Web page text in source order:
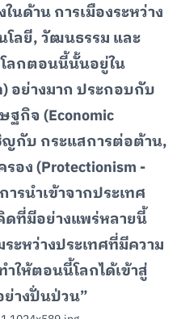
นด้าน การเมืองระหว่าง
โลยี, วัฒนธรรม และ
ลกตอนนี้นั้นอยู่ใน
อย่างมาก ประกอบกับ
ฐกิจ (Economic
ญกับ กระแสการต่อต้าน,
อง (Protectionism -
รนำเข้าจากประเทศ
ดที่มีอย่างแพร่หลายนี้
หว่างประเทศที่มีความ
ให้ตอนนี้โลกได้เข้าสู่
างปั่นป่วน”